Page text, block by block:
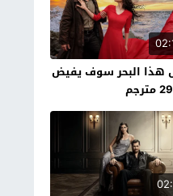
البحر سوف يفيض